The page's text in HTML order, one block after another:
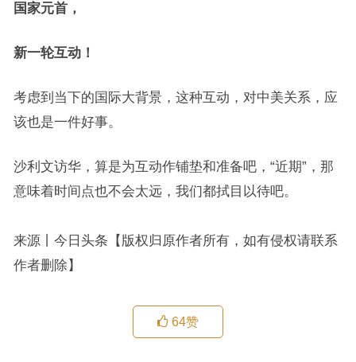
国家元首，
新一轮互动！
考虑到当下的国际大背景，这种互动，对中美关系，应
该也是一件好事。
沙利文访华，算是为互动作铺垫和准备吧，“近期”，那
意味着时间点也不会太远，我们都拭目以待吧。
来源丨今日头条【版权归原作者所有，如有侵权请联系
作者删除】
64赞